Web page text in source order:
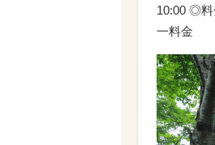
10:00 ◎料
一料金